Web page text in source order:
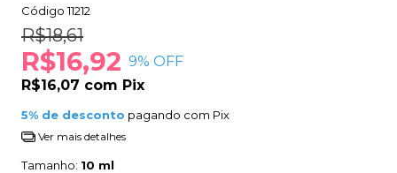
Código 11212
R$18,61
R$16,92 9% OFF
R$16,07 com Pix
5% de desconto pagando com Pix
Ver mais detalhes
Tamanho: 10 ml